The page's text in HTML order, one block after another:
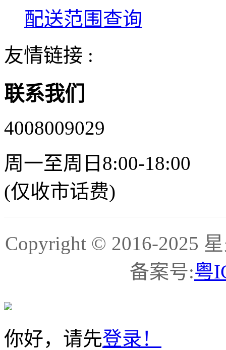
配送范围查询
友情链接 :
联系我们
4008009029
周一至周日8:00-18:00
(仅收市话费)
Copyright © 2016-2025
备案号:粤
你好，请先登录！